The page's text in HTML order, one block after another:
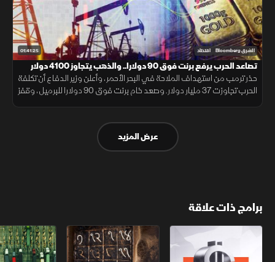
01:41:25 الشرق Bloomberg اقتصاد
تصاعد الحرب يرفع برنت فوق 90 دولارا.. والذهب يتجاوز 4100 دولار
حذر ترمب من استهداف الملاحة في البحر الأحمر، وأعلن وزير الدفاع أن تكلفة
الحرب تجاوزت 37 مليار دولار. وصعد خام برنت فوق 90 دولارا للبرميل، وقفز
عرض المزيد
برامج ذات علاقة
الأسواق الأميركية ملحمة الأرقام سلاسل